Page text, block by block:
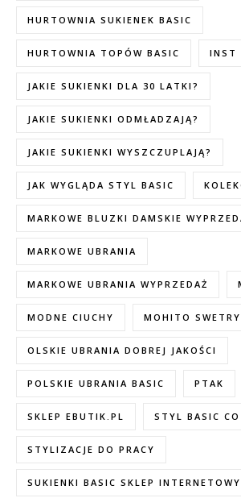
HURTOWNIA SUKIENEK BASIC
HURTOWNIA TOPÓW BASIC INST
JAKIE SUKIENKI DLA 30 LATKI?
JAKIE SUKIENKI ODMŁADZAJĄ?
JAKIE SUKIENKI WYSZCZUPLAJĄ?
JAK WYGLĄDA STYL BASIC
MARKOWE BLUZKI DAMSKIE
MARKOWE UBRANIA
MARKOWE UBRANIA WYPRZEDAŻ
MODNE CIUCHY MOHITO SWETRY
OLSKIE UBRANIA DOBREJ JAKOŚCI
POLSKIE UBRANIA BASIC PTAK
SKLEP EBUTIK.PL STYL BASIC
STYLIZACJE DO PRACY
SUKIENKI BASIC SKLEP INTERNETOWY